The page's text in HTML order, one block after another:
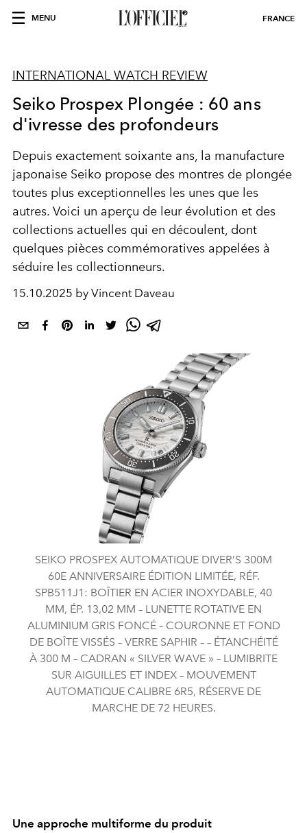
MENU FRANCE
INTERNATIONAL WATCH REVIEW
Seiko Prospex Plongée : 60 ans
d'ivresse des profondeurs
Depuis exactement soixante ans, la manufacture
japonaise Seiko propose des montres de plongée
toutes plus exceptionnelles les unes que les
autres. Voici un aperçu de leur évolution et des
collections actuelles qui en découlent, dont
quelques pièces commémoratives appelées à
séduire les collectionneurs.
15.10.2025 by Vincent Daveau
SEIKO PROSPEX AUTOMATIQUE DIVER’S 300M
60E ANNIVERSAIRE ÉDITION LIMITÉE, RÉF.
SPB511J1: BOÎTIER EN ACIER INOXYDABLE, 40
MM, ÉP. 13,02 MM – LUNETTE ROTATIVE EN
ALUMINIUM GRIS FONCÉ – COURONNE ET FOND
DE BOÎTE VISSÉS – VERRE SAPHIR – – ÉTANCHÉITÉ
À 300 M – CADRAN « SILVER WAVE » – LUMIBRITE
SUR AIGUILLES ET INDEX – MOUVEMENT
AUTOMATIQUE CALIBRE 6R5, RÉSERVE DE
MARCHE DE 72 HEURES.
Une approche multiforme du produit